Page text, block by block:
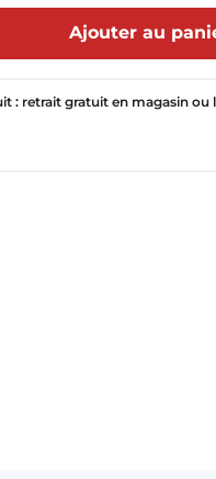
Ajouter au
: retrait gratuit en magasin ou